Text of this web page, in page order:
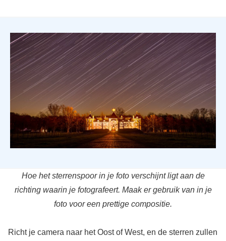
Hoe het sterrenspoor in je foto verschijnt ligt aan de
richting waarin je fotografeert. Maak er gebruik van in je
foto voor een prettige compositie.
Richt je camera naar het Oost of West, en de sterren zullen